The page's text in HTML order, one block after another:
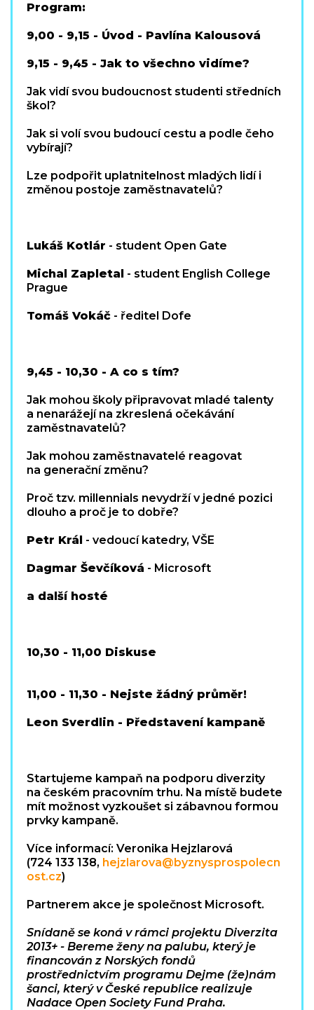
Program:
9,00 - 9,15 - Úvod - Pavlína Kalousová
9,15 - 9,45 - Jak to všechno vidíme?
Jak vidí svou budoucnost studenti středních
škol?
Jak si volí svou budoucí cestu a podle čeho
vybírají?
Lze podpořit uplatnitelnost mladých lidí i
změnou postoje zaměstnavatelů?
Lukáš Kotlár - student Open Gate
Michal Zapletal - student English College
Prague
Tomáš Vokáč - ředitel Dofe
9,45 - 10,30 - A co s tím?
Jak mohou školy připravovat mladé talenty
a nenarážejí na zkreslená očekávání
zaměstnavatelů?
Jak mohou zaměstnavatelé reagovat
na generační změnu?
Proč tzv. millennials nevydrží v jedné pozici
dlouho a proč je to dobře?
Petr Král - vedoucí katedry, VŠE
Dagmar Ševčíková - Microsoft
a další hosté
10,30 - 11,00 Diskuse
11,00 - 11,30 - Nejste žádný průměr!
Leon Sverdlin - Představení kampaně
Startujeme kampaň na podporu diverzity
na českém pracovním trhu. Na místě budete
mít možnost vyzkoušet si zábavnou formou
prvky kampaně.
Více informací: Veronika Hejzlarová
(724 133 138, hejzlarova@byznysprospolecn
ost.cz)
Partnerem akce je společnost Microsoft.
Snídaně se koná v rámci projektu Diverzita
2013+ - Bereme ženy na palubu, který je
financován z Norských fondů
prostřednictvím programu Dejme (že)nám
šanci, který v České republice realizuje
Nadace Open Society Fund Praha.